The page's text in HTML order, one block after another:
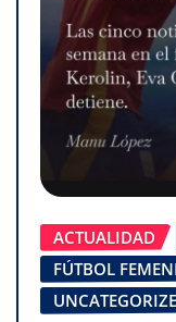
ACTUALIDAD
FÚTBOL